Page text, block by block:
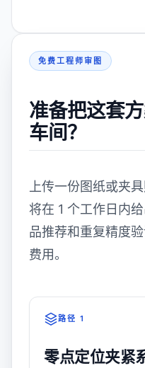
免费工程师审图
准备把这套
车间？
上传一份图纸或夹
将在 1 个工作日内
品推荐和重复精度
费用。
路径 1
零点定位夹紧